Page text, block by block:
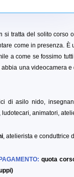
si tratta del solito corso
come in presenza. È
a come se fossimo
abbia una videocamera
di asilo nido,
animatori,
, atelierista e conduttrice
quota